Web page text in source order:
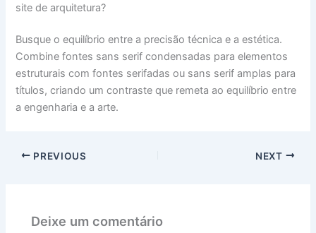
site de arquitetura?
Busque o equilíbrio entre a precisão técnica e a estética.
Combine fontes sans serif condensadas para elementos
estruturais com fontes serifadas ou sans serif amplas para
títulos, criando um contraste que remeta ao equilíbrio entre
a engenharia e a arte.
PREVIOUS NEXT
Deixe um comentário